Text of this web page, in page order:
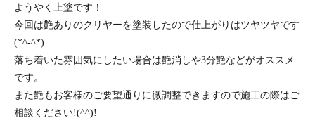
ようやく上塗です！
今回は艶ありのクリヤーを塗装したので仕上がりはツヤツヤです
(*^-^*)
落ち着いた雰囲気にしたい場合は艶消しや3分艶などがオススメ
です。
また艶もお客様のご要望通りに微調整できますので施工の際はご
相談ください!(^^)!